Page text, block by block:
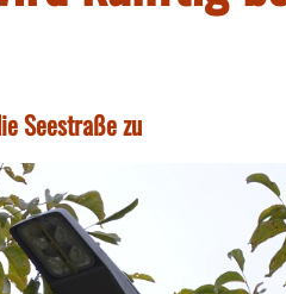
Seestraße zu